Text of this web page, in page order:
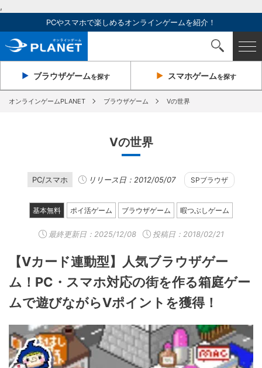
,
PCやスマホで楽しめるオンラインゲームを紹介！
ブラウザゲームを探す スマホゲームを探す
オンラインゲームPLANET ブラウザゲーム Vの世界
Vの世界
PC/スマホ リリース日：2012/05/07 SPブラウザ
基本無料 ポイ活ゲーム ブラウザゲーム 暇つぶしゲーム
最終更新日： 2025/12/08 投稿日：2018/02/21
【Vカード連動型】人気ブラウザゲー
ム！PC・スマホ対応の街を作る箱庭ゲー
ムで遊びながらVポイントを獲得！